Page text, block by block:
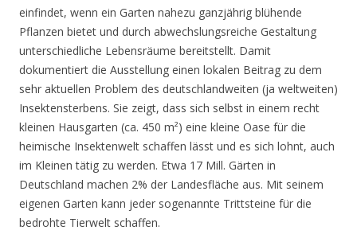
einfindet, wenn ein Garten nahezu ganzjährig blühende
Pflanzen bietet und durch abwechslungsreiche Gestaltung
unterschiedliche Lebensräume bereitstellt. Damit
dokumentiert die Ausstellung einen lokalen Beitrag zu dem
sehr aktuellen Problem des deutschlandweiten (ja weltweiten)
Insektensterbens. Sie zeigt, dass sich selbst in einem recht
kleinen Hausgarten (ca. 450 m²) eine kleine Oase für die
heimische Insektenwelt schaffen lässt und es sich lohnt, auch
im Kleinen tätig zu werden. Etwa 17 Mill. Gärten in
Deutschland machen 2% der Landesfläche aus. Mit seinem
eigenen Garten kann jeder sogenannte Trittsteine für die
bedrohte Tierwelt schaffen.